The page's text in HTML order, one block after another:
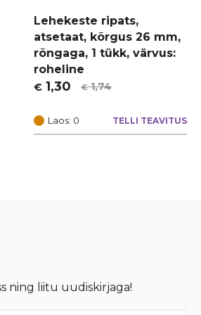
Lehekeste ripats,
atsetaat, kõrgus 26 mm,
rõngaga, 1 tükk, värvus:
roheline
€1,74
Algne
oli:
€1,30
Current
is: Laos: 0 TELLI TEAVITUS
ning liitu uudiskirjaga!